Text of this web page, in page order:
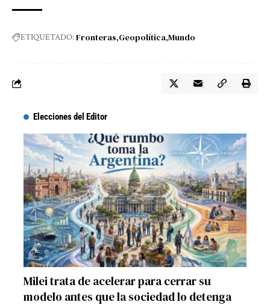
ETIQUETADO:Fronteras Geopolítica Mundo
Elecciones del Editor
Milei trata de acelerar para cerrar su
modelo antes que la sociedad lo detenga